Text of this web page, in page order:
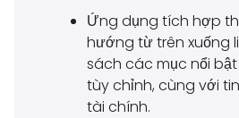
Ứng dụng tích hợp
hướng từ trên xuống
sách các mục nổi
tùy chỉnh, cùng với
tài chính.